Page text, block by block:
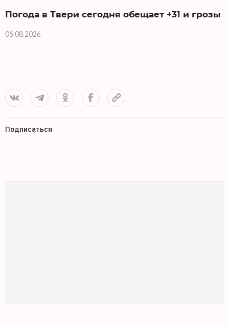
Погода в Твери сегодня обещает +31 и грозы
06.08.2026
Подписаться